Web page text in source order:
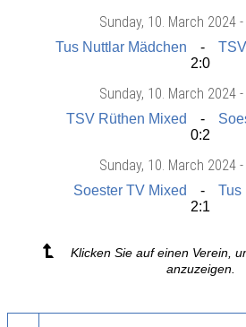
Sunday, 10. March 2024 -
Tus Nuttlar Mädchen
2:0
Sunday, 10. March 2024 -
TSV Rüthen Mixed
0:2
Sunday, 10. March 2024 -
Soester TV Mixed
Tus
2:1
Klicken Sie auf einen Verein,
anzuzeigen.